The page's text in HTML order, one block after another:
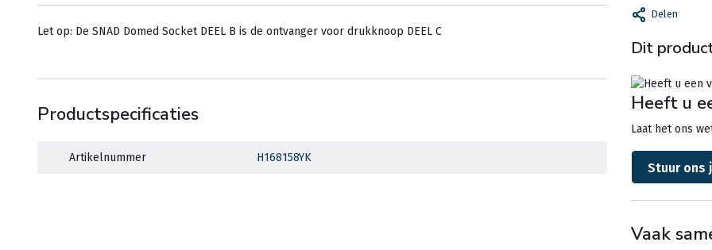
Let op: De SNAD Domed Socket DEEL B is de ontvanger voor drukknoop DEEL C
Productspecificaties
Artikelnummer H168158YK
Delen
Dit
Heeft u
Laat het ons
Stuur ons
Vaak